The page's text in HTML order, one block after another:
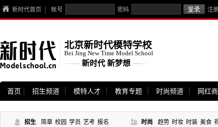
新时代首页 帐号 密码 注
北京新时代模特学校
Bei Jing New Time Model School
新时代 新梦想
首页 招生频道 模特人才 教育专题 时尚频道 网红
招生 简章 校园 学员 艺考 报名 时尚 趋势 时妆 时装 美食